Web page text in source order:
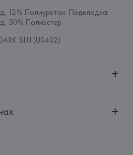
12% Полиуретан. Подкладка:
50% Полиэстер
BLU (U0402)